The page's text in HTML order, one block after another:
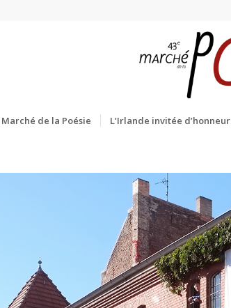
Marché de la Poésie L’Irlande invitée d’honneur